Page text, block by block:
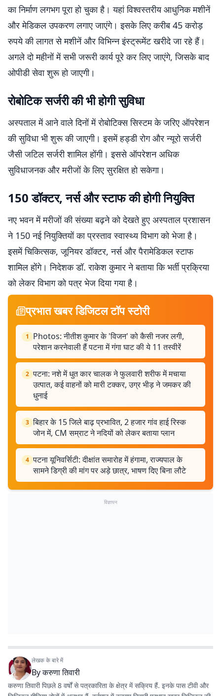
का निर्माण लगभग पूरा हो चुका है। यहां विश्वस्तरीय आधुनिक मशीनें
और मेडिकल उपकरण लगाए जाएंगे। इसके लिए करीब 45 करोड़
रुपये की लागत से मशीनें और विभिन्न इंस्ट्रूमेंट खरीदे जा रहे हैं।
अगले दो महीनों में सभी जरूरी कार्य पूरे कर लिए जाएंगे, जिसके बाद
ओपीडी सेवा शुरू हो जाएगी।
रोबोटिक सर्जरी की भी होगी सुविधा
अस्पताल में आने वाले दिनों में रोबोटिक्स सिस्टम के जरिए ऑपरेशन
की सुविधा भी शुरू की जाएगी। इसमें हड्डी रोग और न्यूरो सर्जरी
जैसी जटिल सर्जरी शामिल होंगी। इससे ऑपरेशन अधिक
सुविधाजनक और मरीजों के लिए सुरक्षित हो सकेगा।
150 डॉक्टर, नर्स और स्टाफ की होगी नियुक्ति
नए भवन में मरीजों की संख्या बढ़ने को देखते हुए अस्पताल प्रशासन
ने 150 नई नियुक्तियों का प्रस्ताव स्वास्थ्य विभाग को भेजा है।
इसमें चिकित्सक, जूनियर डॉक्टर, नर्स और पैरामेडिकल स्टाफ
शामिल होंगे। निदेशक डॉ. राकेश कुमार ने बताया कि भर्ती प्रक्रिया
को लेकर विभाग को पत्र भेज दिया गया है।
प्रभात खबर डिजिटल टॉप स्टोरी
1
Photos: नीतीश कुमार के 'विजन' को कैसी नजर लगी,
परेशान करनेवाली हैं पटना में गंगा घाट की ये 11 तस्वीरें
2 पटना: नशे में धुत कार चालक ने फुलवारी शरीफ में मचाया
उत्पात, कई वाहनों को मारी टक्कर, उग्र भीड़ ने जमकर की
धुनाई
3 बिहार के 15 जिले बाढ़ प्रभावित, 2 हजार गांव हाई रिस्क
जोन में, CM सम्राट ने नदियों को लेकर बताया प्लान
4 पटना यूनिवर्सिटी: दीक्षांत समारोह में हंगामा, राज्यपाल के
सामने डिग्री की मांग पर अड़े छात्र, भाषण दिए बिना लौटे
विज्ञापन
लेखक के बारे में
Byकरुणा तिवारी
करुणा तिवारी पिछले 8 वर्षों से पत्रकारिता के क्षेत्र में सक्रिय हैं. इनके पास टीवी और